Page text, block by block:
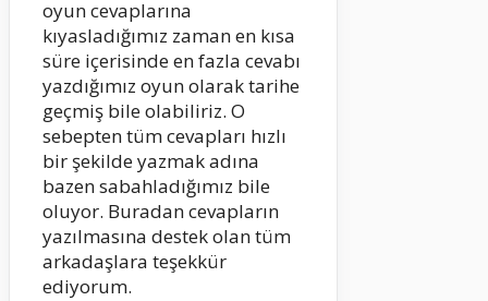
oyun cevaplarına
kıyasladığımız zaman en kısa
süre içerisinde en fazla cevabı
yazdığımız oyun olarak tarihe
geçmiş bile olabiliriz. O
sebepten tüm cevapları hızlı
bir şekilde yazmak adına
bazen sabahladığımız bile
oluyor. Buradan cevapların
yazılmasına destek olan tüm
arkadaşlara teşekkür
ediyorum.